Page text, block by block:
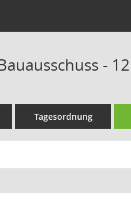
-
Tagesordnung